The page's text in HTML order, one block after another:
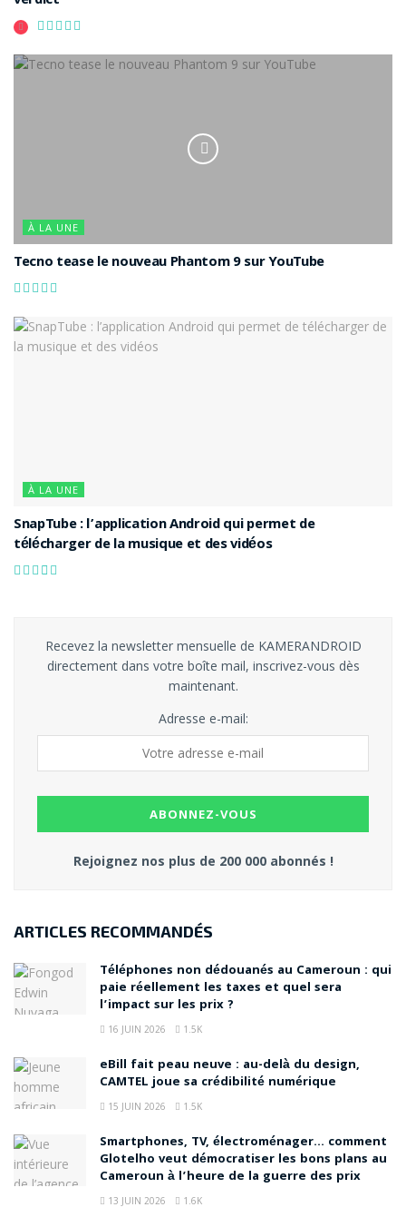
À LA UNE
Tecno tease le nouveau Phantom 9 sur YouTube
À LA UNE
SnapTube : l’application Android qui permet de
télécharger de la musique et des vidéos
Recevez la newsletter mensuelle de KAMERANDROID
directement dans votre boîte mail, inscrivez-vous dès
maintenant.
Adresse e-mail:
Rejoignez nos plus de 200 000 abonnés !
ARTICLES RECOMMANDÉS
Téléphones non dédouanés au Cameroun : qui
paie réellement les taxes et quel sera
l’impact sur les prix ?
16 JUIN 2026 1.5K
eBill fait peau neuve : au-delà du design,
CAMTEL joue sa crédibilité numérique
15 JUIN 2026 1.5K
Smartphones, TV, électroménager… comment
Glotelho veut démocratiser les bons plans au
Cameroun à l’heure de la guerre des prix
13 JUIN 2026 1.6K